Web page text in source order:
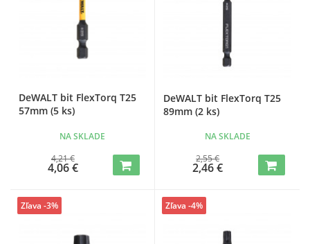
DeWALT bit FlexTorq T25
57mm (5 ks)
NA SKLADE
4,21 €
4,06 €
DeWALT bit FlexTorq T25
89mm (2 ks)
NA SKLADE
2,55 €
2,46 €
Zľava -3% Zľava -4%